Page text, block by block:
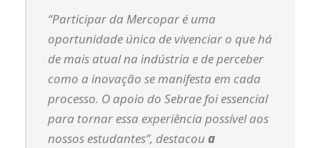
“Participar da Mercopar é uma
oportunidade única de vivenciar o que há
de mais atual na indústria e de perceber
como a inovação se manifesta em cada
processo. O apoio do Sebrae foi essencial
para tornar essa experiência possível aos
nossos estudantes”, destacou a